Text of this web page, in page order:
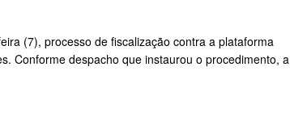
(7), processo de fiscalização contra a plataforma
Conforme despacho que instaurou o procedimento, a